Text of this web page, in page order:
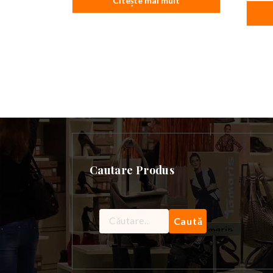
Cautare Produs
Caută
după: